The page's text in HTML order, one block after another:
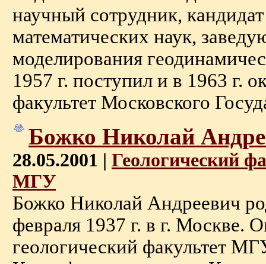
научный сотрудник,
математических наук,
моделирования
1957 г. поступил и в 1963 г.
факультет Московского
Божко Hиколай
28.05.2001 | Геологический
МГУ
Божко Hиколай Андреевич
февраля 1937 г. в г. Москве.
геологический факультет